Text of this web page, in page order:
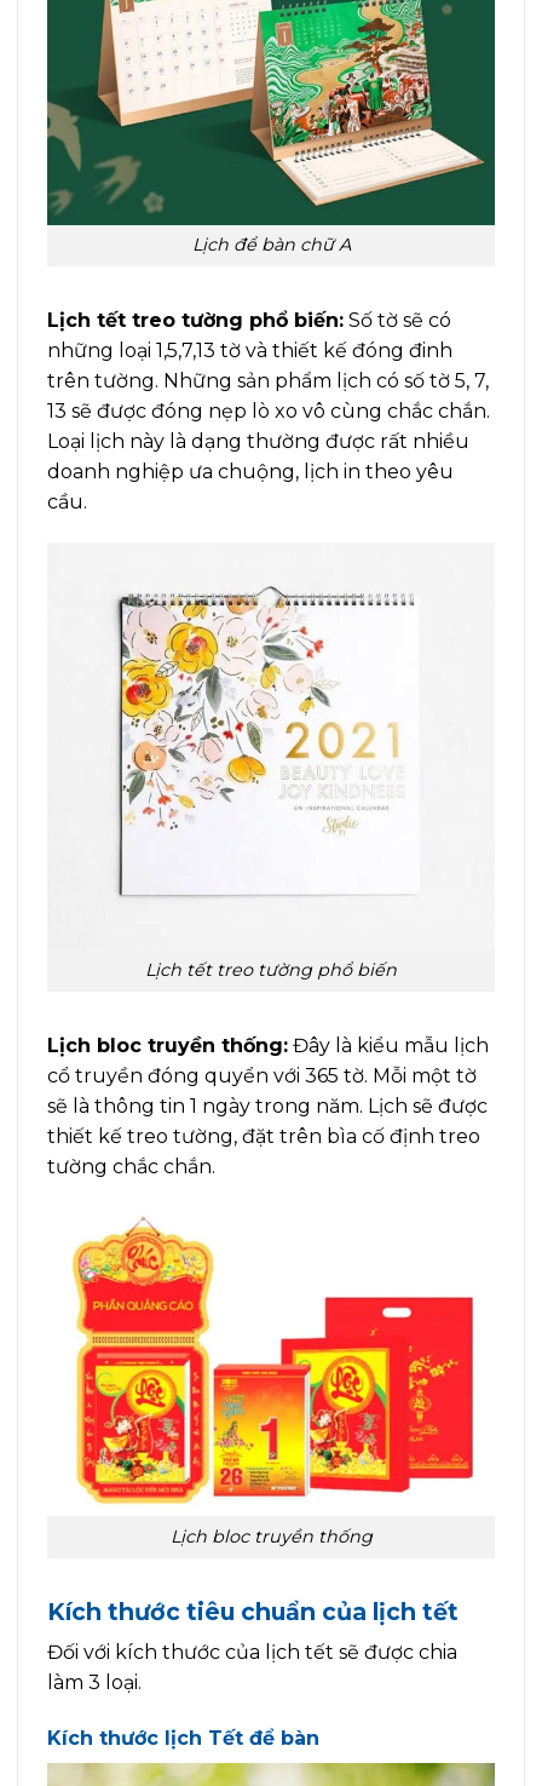
Lịch để bàn chữ A
Lịch tết treo tường phổ biến: Số tờ sẽ có
những loại 1,5,7,13 tờ và thiết kế đóng đinh
trên tường. Những sản phẩm lịch có số tờ 5, 7,
13 sẽ được đóng nẹp lò xo vô cùng chắc chắn.
Loại lịch này là dạng thường được rất nhiều
doanh nghiệp ưa chuộng, lịch in theo yêu
cầu.
Lịch tết treo tường phổ biến
Lịch bloc truyền thống: Đây là kiểu mẫu lịch
cổ truyền đóng quyển với 365 tờ. Mỗi một tờ
sẽ là thông tin 1 ngày trong năm. Lịch sẽ được
thiết kế treo tường, đặt trên bìa cố định treo
tường chắc chắn.
Lịch bloc truyền thống
Kích thước tiêu chuẩn của lịch tết
Đối với kích thước của lịch tết sẽ được chia
làm 3 loại.
Kích thước lịch Tết để bàn